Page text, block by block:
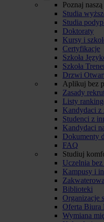
Poznaj
Studia
Studia
Doktoraty
Kursy i
Certyfikacje
Szkoła
Szkoła
Drzwi
Aplikuj bez
Zasady
Listy
Kandydaci z
Studenci z
Kandydaci
Dokumenty
FAQ
Studiuj
Uczelnia
Kampusy i
Biblioteki
Organizacje
Oferta Biura
Wymiana